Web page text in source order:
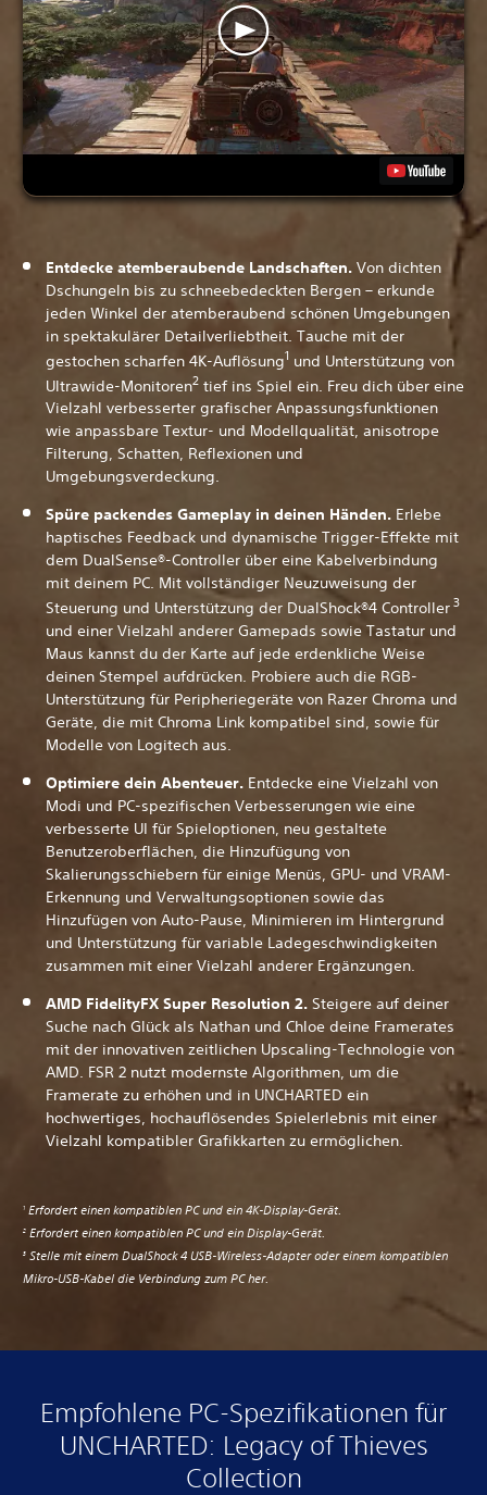
Entdecke atemberaubende Landschaften. Von dichten
Dschungeln bis zu schneebedeckten Bergen – erkunde
jeden Winkel der atemberaubend schönen Umgebungen
in spektakulärer Detailverliebtheit. Tauche mit der
gestochen scharfen 4K-Auflösung1 und Unterstützung von
Ultrawide-Monitoren2 tief ins Spiel ein. Freu dich über eine
Vielzahl verbesserter grafischer Anpassungsfunktionen
wie anpassbare Textur- und Modellqualität, anisotrope
Filterung, Schatten, Reflexionen und
Umgebungsverdeckung.
Spüre packendes Gameplay in deinen Händen. Erlebe
haptisches Feedback und dynamische Trigger-Effekte mit
dem DualSense®-Controller über eine Kabelverbindung
mit deinem PC. Mit vollständiger Neuzuweisung der
Steuerung und Unterstützung der DualShock®4 Controller3
und einer Vielzahl anderer Gamepads sowie Tastatur und
Maus kannst du der Karte auf jede erdenkliche Weise
deinen Stempel aufdrücken. Probiere auch die RGB-
Unterstützung für Peripheriegeräte von Razer Chroma und
Geräte, die mit Chroma Link kompatibel sind, sowie für
Modelle von Logitech aus.
Optimiere dein Abenteuer. Entdecke eine Vielzahl von
Modi und PC-spezifischen Verbesserungen wie eine
verbesserte UI für Spieloptionen, neu gestaltete
Benutzeroberflächen, die Hinzufügung von
Skalierungsschiebern für einige Menüs, GPU- und VRAM-
Erkennung und Verwaltungsoptionen sowie das
Hinzufügen von Auto-Pause, Minimieren im Hintergrund
und Unterstützung für variable Ladegeschwindigkeiten
zusammen mit einer Vielzahl anderer Ergänzungen.
AMD FidelityFX Super Resolution 2. Steigere auf deiner
Suche nach Glück als Nathan und Chloe deine Framerates
mit der innovativen zeitlichen Upscaling-Technologie von
AMD. FSR 2 nutzt modernste Algorithmen, um die
Framerate zu erhöhen und in UNCHARTED ein
hochwertiges, hochauflösendes Spielerlebnis mit einer
Vielzahl kompatibler Grafikkarten zu ermöglichen.
1 Erfordert einen kompatiblen PC und ein 4K-Display-Gerät.
2 Erfordert einen kompatiblen PC und ein Display-Gerät.
3 Stelle mit einem DualShock 4 USB-Wireless-Adapter oder einem kompatiblen
Mikro-USB-Kabel die Verbindung zum PC her.
Empfohlene PC-Spezifikationen für
UNCHARTED: Legacy of Thieves
Collection